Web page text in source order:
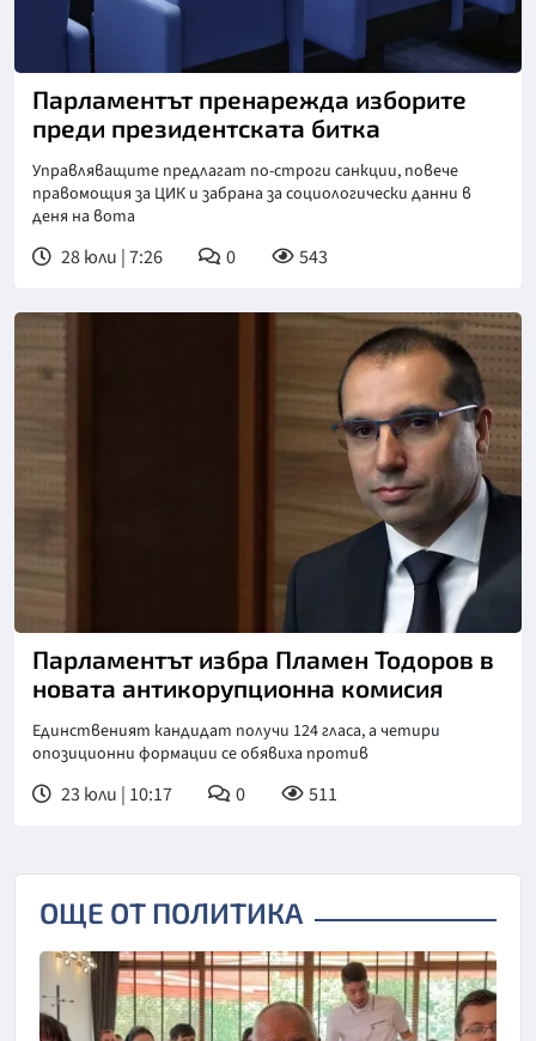
Снимка: БТА
Парламентът пренарежда изборите
преди президентската битка
Управляващите предлагат по-строги санкции, повече
правомощия за ЦИК и забрана за социологически данни в
деня на вота
28 юли | 7:26 0 543
Снимка: БТА
Парламентът избра Пламен Тодоров в
новата антикорупционна комисия
Единственият кандидат получи 124 гласа, а четири
опозиционни формации се обявиха против
23 юли | 10:17 0 511
ОЩЕ ОТ ПОЛИТИКА